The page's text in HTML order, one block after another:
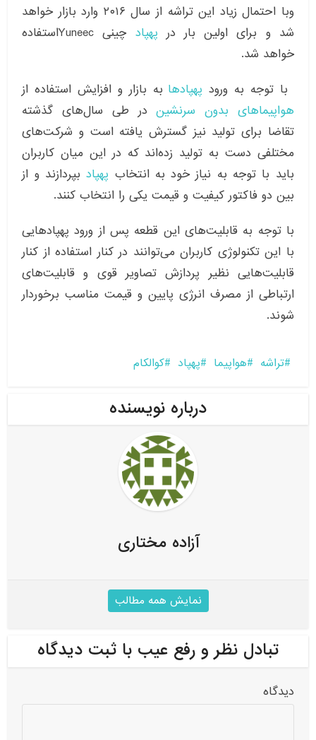
وبا احتمال زیاد این تراشه از سال ۲۰۱۶ وارد بازار خواهد
شد و برای اولین بار در پهپاد
چینی Yuneecاستفاده
خواهد شد.
با توجه به ورود پهپادها به بازار و افزایش استفاده از
هواپیماهای بدون سرنشیندر طی سال‌های گذشته
تقاضا برای تولید نیز گسترش یافته است و شرکت‌های
مختلفی دست به تولید زده‌اند که در این میان کاربران
باید با توجه به نیاز خود به انتخاب پهپادبپردازند و از
بین دو فاکتور کیفیت و قیمت یکی را انتخاب کنند.
با توجه به قابلیت‌های این قطعه پس از ورود پهپادهایی
با این تکنولوژی کاربران می‌توانند در کنار استفاده از کنار
قابلیت‌‌هایی نظیر پردازش تصاویر قوی و قابلیت‌‌های
ارتباطی از مصرف انرژی پایین و قیمت مناسب برخوردار
شوند.
تراشه هواپیما پهپاد کوالکام
درباره نویسنده
آزاده مختاری
نمایش همه مطالب
تبادل نظر و رفع عیب با ثبت دیدگاه
دیدگاه